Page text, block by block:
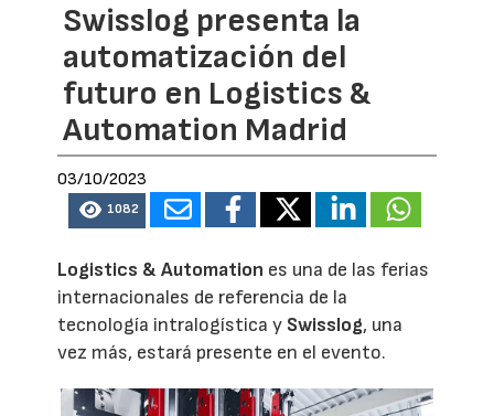
Swisslog presenta la
automatización del
futuro en Logistics &
Automation Madrid
03/10/2023
1082
Logistics & Automation es una de las ferias
internacionales de referencia de la
tecnología intralogística y Swisslog, una
vez más, estará presente en el evento.